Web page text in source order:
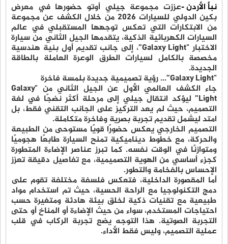
نبأ الأردن -عززت مجموعة جيلي أوتو حضورها في معرض
بكين الدولي للسيارات 2026 من خلال الكشف عن مجموعة
من الابتكارات التي تعكس توجهها المستقبلي في عالم
السيارات الكهربائية الذكية، يتقدمها الجيل الثاني من سيارة
الاختبار "
Galaxy Light
”، إلى جانب تقديم أول بنية هندسية
مخصصة بالكامل لسيارات الطرق الوعرة العاملة بالطاقة
الجديدة.
"Galaxy Light”... رؤية تصميمية جديدة بلمسة فاخرة
جاء الكشف العالمي الأول عن الجيل الثاني من "Galaxy
Light” ليؤكد انتقال جيلي إلى مرحلة أكثر نضجًا في لغة
التصميم، حيث لم يعد التركيز على الجانب التقني فقط، بل
امتد ليشمل تقديم تجربة بصرية وفاخرة متكاملة.
التصميم الخارجي يعكس حضورًا قويًا مستوحى من الطبيعة
والحركة، مع خطوط ديناميكية تمنح السيارة طابعًا هجوميًا
ومتوازنًا في الوقت نفسه. كما تبرز عناصر الإضاءة المتطورة
كجزء أساسي من الهوية التصميمية، مع تفاصيل دقيقة تعزز
الإحساس بالفخامة والتطور.
أما المقصورة الداخلية، فتعكس فلسفة مختلفة تقوم على
دمج التكنولوجيا مع الراحة الحسية، حيث تم استخدام مواد
طبيعية مع تقنيات ذكية لخلق بيئة هادئة ومتغيرة حسب
احتياجات المستخدم، سواء من حيث الإضاءة أو المناخ أو حتى
التجربة الصوتية. هذا التوجه يضع تجربة الركاب في قلب
عملية التصميم، وليس فقط الأداء.